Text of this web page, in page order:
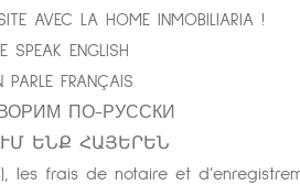
AVEC LA HOME INMOBILIARIA !
SPEAK ENGLISH
PARLE FRANÇAIS
ПО-РУССКИ
ԵՆՔ ՀԱՅԵՐԵՆ
les frais de notaire et